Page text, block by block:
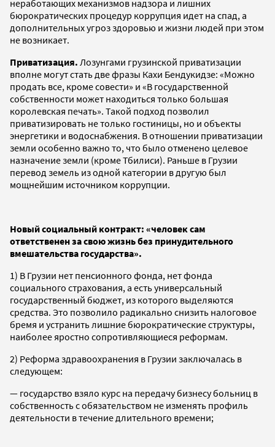
неработающих механизмов надзора и лишних
бюрократических процедур коррупция идет на спад, а
дополнительных угроз здоровью и жизни людей при этом
не возникает.
Приватизация. Лозунгами грузинской приватизации
вполне могут стать две фразы Кахи Бендукидзе: «Можно
продать все, кроме совести» и «В государственной
собственности может находиться только большая
королевская печать». Такой подход позволил
приватизировать не только гостиницы, но и объекты
энергетики и водоснабжения. В отношении приватизации
земли особенно важно то, что было отменено целевое
назначение земли (кроме Тбилиси). Раньше в Грузии
перевод земель из одной категории в другую был
мощнейшим источником коррупции.
Новый социальный контракт: «человек сам
ответственен за свою жизнь без принудительного
вмешательства государства».
1) В Грузии нет пенсионного фонда, нет фонда
социального страхования, а есть универсальный
государственный бюджет, из которого выделяются
средства. Это позволило радикально снизить налоговое
бремя и устранить лишние бюрократические структуры,
наиболее яростно сопротивляющиеся реформам.
2) Реформа здравоохранения в Грузии заключалась в
следующем:
— государство взяло курс на передачу бизнесу больниц в
собственность с обязательством не изменять профиль
деятельности в течение длительного времени;